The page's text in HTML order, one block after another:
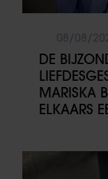
DE
MARISKA
ELKAARS